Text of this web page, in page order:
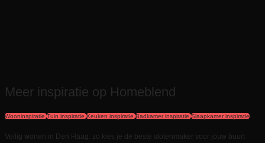
Meer inspiratie op Homeblend
Wooninspiratie Tuin inspiratie Keuken inspiratie Badkamer inspiratie Slaapkamer inspiratie
Veilig wonen in Den Haag: zo kies je de beste slotenmaker voor jouw buurt